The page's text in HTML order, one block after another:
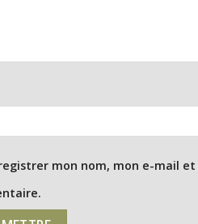
mon nom, mon e-mail